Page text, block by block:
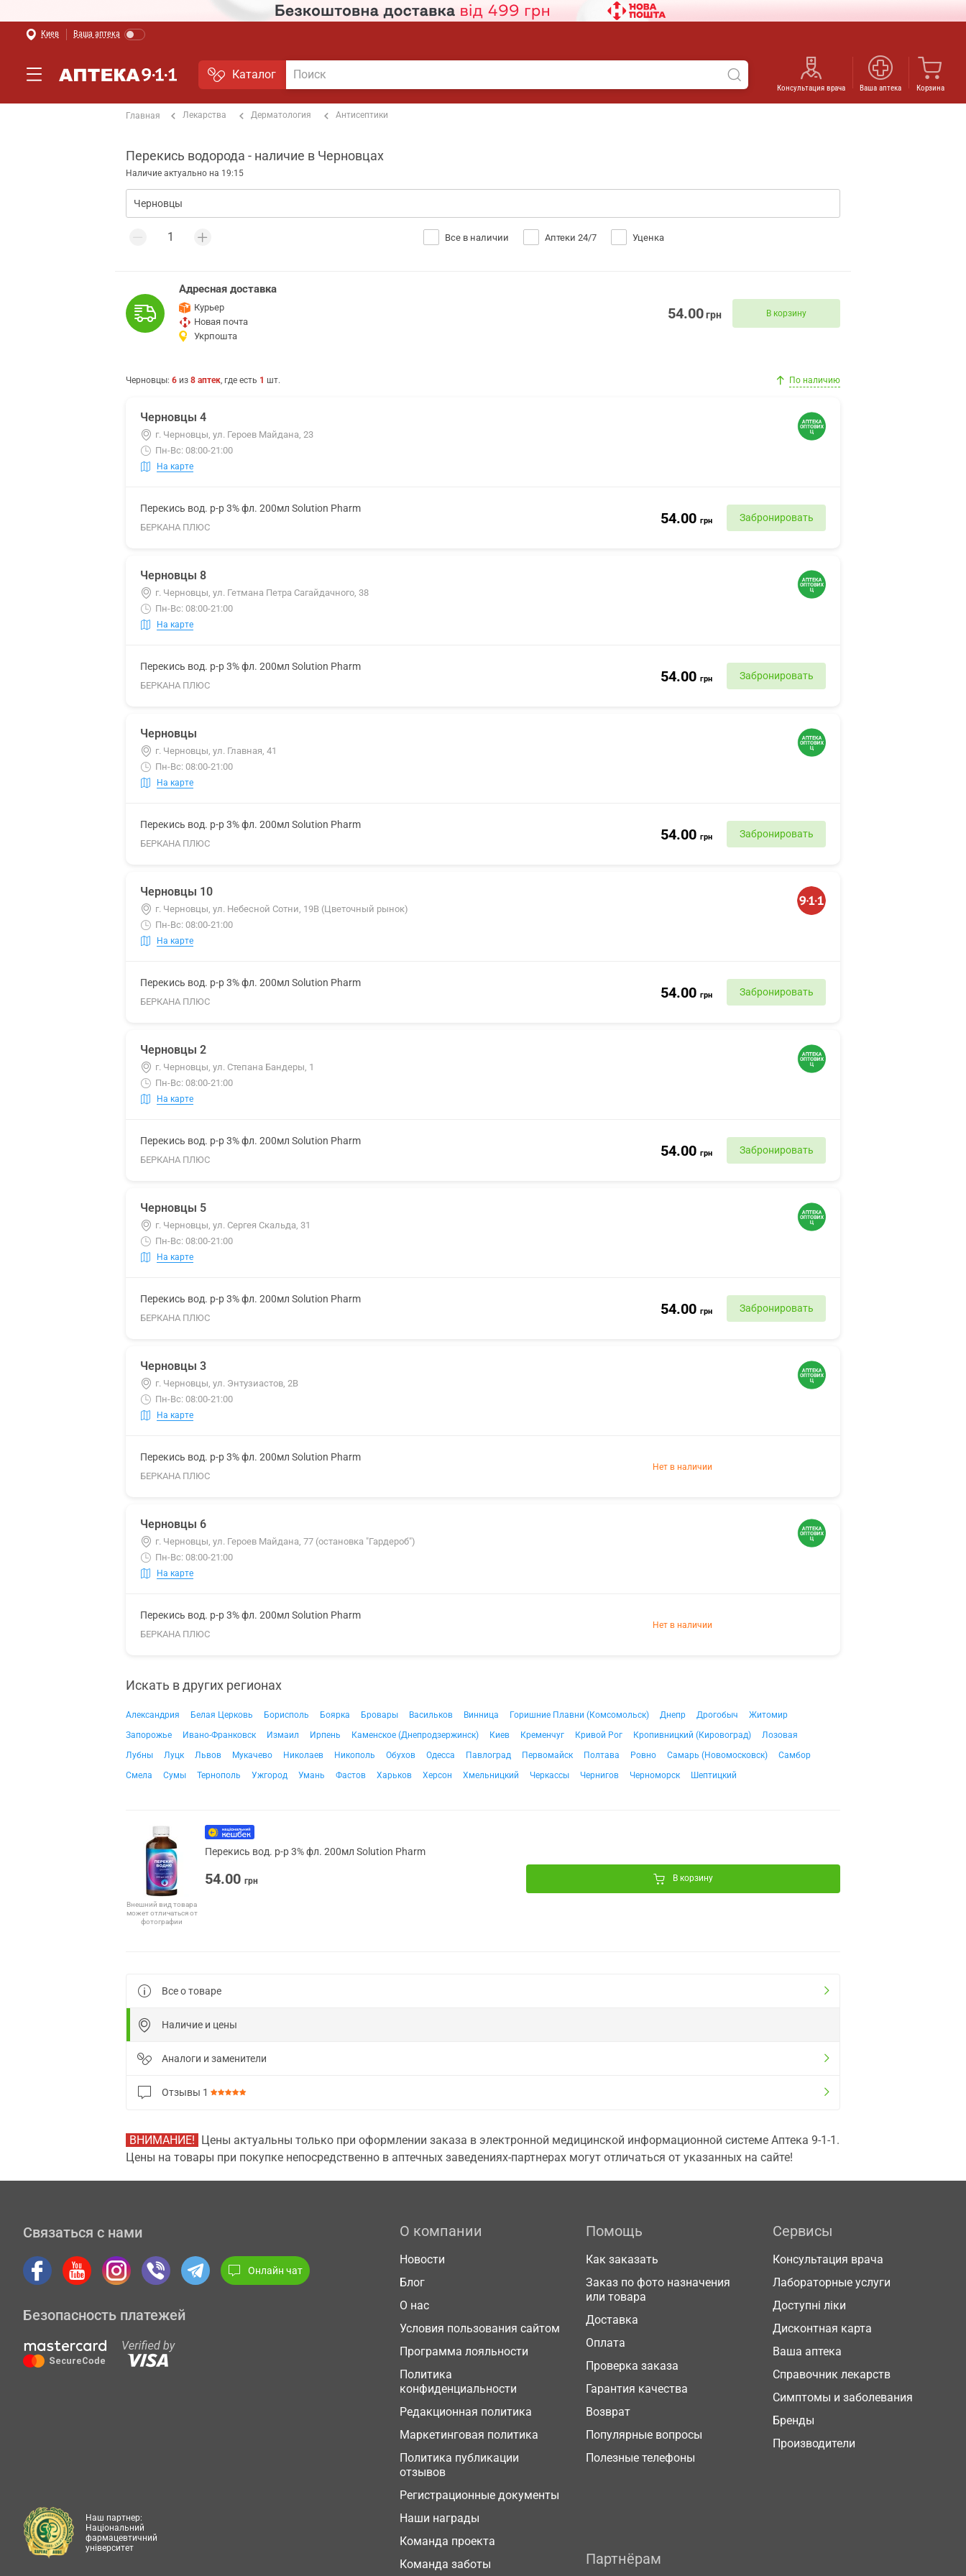
Киев Ваша аптека
Каталог
Консультация врача Ваша аптека Корзина
Главная Лекарства Дерматология Антисептики
Перекись водорода - наличие в Черновцах
Наличие актуально на 19:15
Все в наличии Аптеки 24/7 Уценка
Адресная доставка
Курьер
Новая почта
Укрпошта
54.00грн В корзину
Черновцы: 6 из 8 аптек, где есть 1 шт. По наличию
Черновцы 4
г. Черновцы, ул. Героев Майдана, 23
Пн-Вс: 08:00-21:00
На карте
Перекись вод. р-р 3% фл. 200мл Solution Pharm
БЕРКАНА ПЛЮС
54.00 грн Забронировать
Черновцы 8
г. Черновцы, ул. Гетмана Петра Сагайдачного, 38
Пн-Вс: 08:00-21:00
На карте
Перекись вод. р-р 3% фл. 200мл Solution Pharm
БЕРКАНА ПЛЮС
54.00 грн Забронировать
Черновцы
г. Черновцы, ул. Главная, 41
Пн-Вс: 08:00-21:00
На карте
Перекись вод. р-р 3% фл. 200мл Solution Pharm
БЕРКАНА ПЛЮС
54.00 грн Забронировать
Черновцы 10
г. Черновцы, ул. Небесной Сотни, 19В (Цветочный рынок)
Пн-Вс: 08:00-21:00
На карте
Перекись вод. р-р 3% фл. 200мл Solution Pharm
БЕРКАНА ПЛЮС
54.00 грн Забронировать
Черновцы 2
г. Черновцы, ул. Степана Бандеры, 1
Пн-Вс: 08:00-21:00
На карте
Перекись вод. р-р 3% фл. 200мл Solution Pharm
БЕРКАНА ПЛЮС
54.00 грн Забронировать
Черновцы 5
г. Черновцы, ул. Сергея Скальда, 31
Пн-Вс: 08:00-21:00
На карте
Перекись вод. р-р 3% фл. 200мл Solution Pharm
БЕРКАНА ПЛЮС
54.00 грн Забронировать
Черновцы 3
г. Черновцы, ул. Энтузиастов, 2В
Пн-Вс: 08:00-21:00
На карте
Перекись вод. р-р 3% фл. 200мл Solution Pharm
БЕРКАНА ПЛЮС
Нет в наличии
Черновцы 6
г. Черновцы, ул. Героев Майдана, 77 (остановка "Гардероб")
Пн-Вс: 08:00-21:00
На карте
Перекись вод. р-р 3% фл. 200мл Solution Pharm
БЕРКАНА ПЛЮС
Нет в наличии
Искать в других регионах
Александрия Белая Церковь Борисполь Боярка Бровары Васильков Винница Горишние Плавни (Комсомольск) Днепр Дрогобыч
Житомир
Запорожье
Ивано-Франковск Измаил Ирпень Каменское (Днепродзержинск) Киев Кременчуг Кривой Рог Кропивницкий (Кировоград)
Лозовая
Лубны
Луцк Львов Мукачево Николаев Никополь Обухов Одесса Павлоград Первомайск Полтава Ровно Самарь (Новомосковск)
Самбор
Смела
Сумы Тернополь Ужгород Умань Фастов Харьков Херсон Хмельницкий Черкассы Чернигов Черноморск Шептицкий
Внешний вид товара
может отличаться от
фотографии
Перекись вод. р-р 3% фл. 200мл Solution Pharm
54.00 грн В корзину
Все о товаре
Наличие и цены
Аналоги и заменители
Отзывы 1
ВНИМАНИЕ! Цены актуальны только при оформлении заказа в электронной медицинской информационной системе Аптека 9-1-1.
Цены на товары при покупке непосредственно в аптечных заведениях-партнерах могут отличаться от указанных на сайте!
Связаться с нами
Онлайн чат
Безопасность платежей
О компании
Новости
Блог
О нас
Условия пользования сайтом
Программа лояльности
Политика
конфиденциальности
Редакционная политика
Маркетинговая политика
Политика публикации
отзывов
Регистрационные документы
Наши награды
Команда проекта
Команда заботы
Помощь
Как заказать
Заказ по фото назначения
или товара
Доставка
Оплата
Проверка заказа
Гарантия качества
Возврат
Популярные вопросы
Полезные телефоны
Сервисы
Консультация врача
Лабораторные услуги
Доступні ліки
Дисконтная карта
Ваша аптека
Справочник лекарств
Симптомы и заболевания
Бренды
Производители
Партнёрам
Наш партнер:
Національний
фармацевтичний
університет